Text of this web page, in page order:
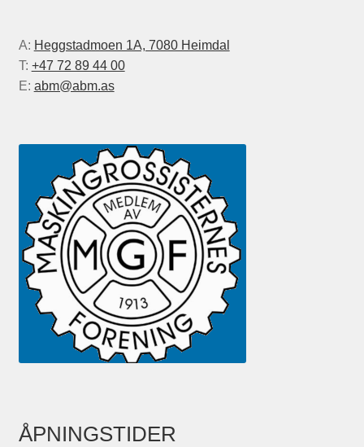
A: Heggstadmoen 1A, 7080 Heimdal
T: +47 72 89 44 00
E: abm@abm.as
ÅPNINGSTIDER